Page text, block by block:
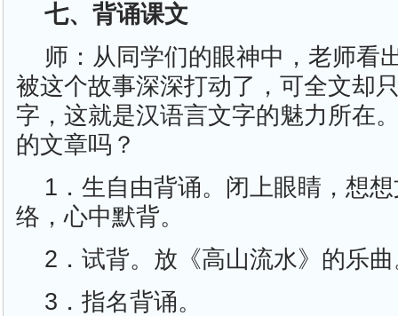
七、背诵课文
师：从同学们的眼神中，老师看
被这个故事深深打动了，可全文却
字，这就是汉语言文字的魅力所在
的文章吗？
1．生自由背诵。闭上眼睛，想
络，心中默背。
2．试背。放《高山流水》的乐
3．指名背诵。